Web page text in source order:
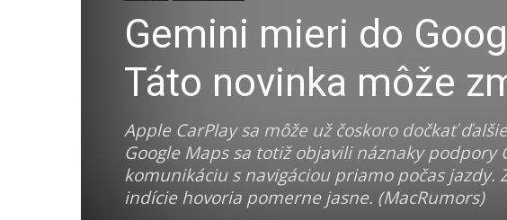
Gemini mieri do
Táto novinka môže
Apple CarPlay sa môže už čoskoro dočkať
Google Maps sa totiž objavili náznaky
komunikáciu s navigáciou priamo počas
indície hovoria pomerne jasne. (MacRumors)